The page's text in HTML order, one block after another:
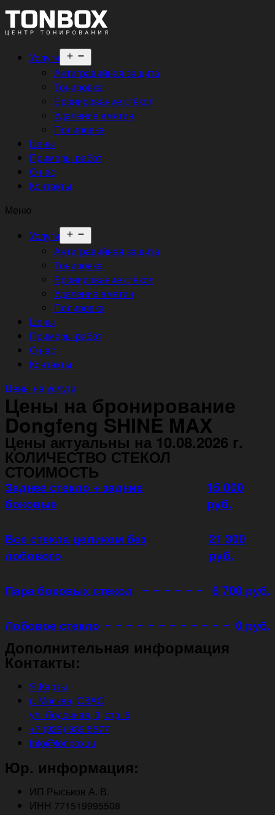
Услуги
меню
Антигравийная защита
Тонировка
Бронирование стёкол
Удаление вмятин
Полировка
Цены
Примеры работ
О нас
Контакты
Меню
Услуги
меню
Антигравийная защита
Тонировка
Бронирование стёкол
Удаление вмятин
Полировка
Цены
Примеры работ
О нас
Контакты
Цены на услуги
Цены на бронирование
Dongfeng SHINE MAX
Цены актуальны на 10.08.2026 г.
КОЛИЧЕСТВО СТЕКОЛ
СТОИМОСТЬ
Заднее стекло + задние
боковые
15 000
руб.
Все стекла целиком без
лобового
21 300
руб.
Пара боковых стекол 6 700 руб.
Лобовое стекло 0 руб.
Дополнительная информация
Контакты:
Я.Карты
г. Москва, СЗАО,
ул. Лодочная, 3, стр. 5
+7 (929) 939 5577
info@tonbox.ru
Юр. информация:
ИП Рыськов А. В.
ИНН 771519995508